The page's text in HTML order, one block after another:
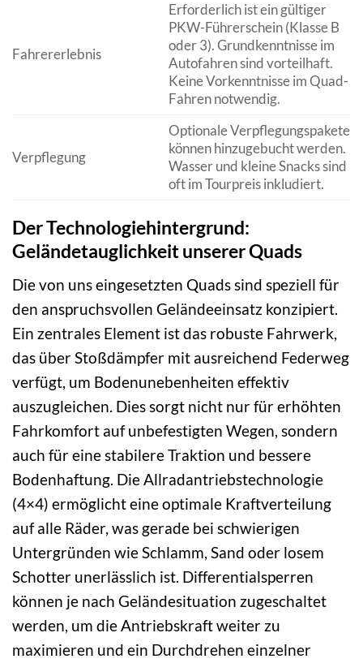
Fahrererlebnis
Erforderlich ist ein gültiger
PKW-Führerschein (Klasse B
oder 3). Grundkenntnisse im
Autofahren sind vorteilhaft.
Keine Vorkenntnisse im Quad-
Fahren notwendig.
Verpflegung
Optionale Verpflegungspakete
können hinzugebucht werden.
Wasser und kleine Snacks sind
oft im Tourpreis inkludiert.
Der Technologiehintergrund:
Geländetauglichkeit unserer Quads
Die von uns eingesetzten Quads sind speziell für
den anspruchsvollen Geländeeinsatz konzipiert.
Ein zentrales Element ist das robuste Fahrwerk,
das über Stoßdämpfer mit ausreichend Federweg
verfügt, um Bodenunebenheiten effektiv
auszugleichen. Dies sorgt nicht nur für erhöhten
Fahrkomfort auf unbefestigten Wegen, sondern
auch für eine stabilere Traktion und bessere
Bodenhaftung. Die Allradantriebstechnologie
(4×4) ermöglicht eine optimale Kraftverteilung
auf alle Räder, was gerade bei schwierigen
Untergründen wie Schlamm, Sand oder losem
Schotter unerlässlich ist. Differentialsperren
können je nach Geländesituation zugeschaltet
werden, um die Antriebskraft weiter zu
maximieren und ein Durchdrehen einzelner